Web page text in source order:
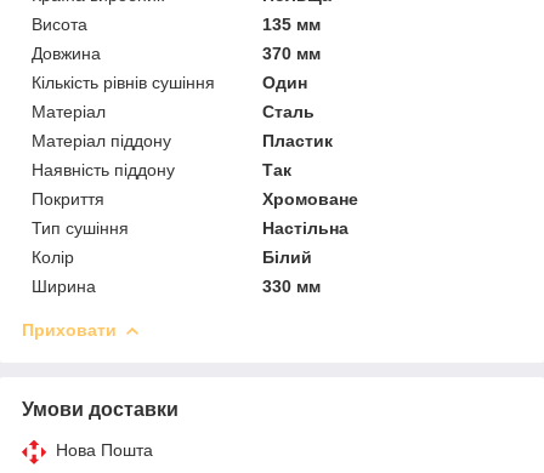
Висота
135 мм
Довжина
370 мм
Кількість рівнів сушіння
Один
Матеріал
Сталь
Матеріал піддону
Пластик
Наявність піддону
Так
Покриття
Хромоване
Тип сушіння
Настільна
Колір
Білий
Ширина
330 мм
Приховати
Умови доставки
Нова Пошта